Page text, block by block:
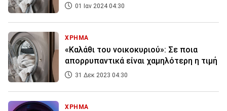
01 Ιαν 2024 04:30
ΧΡΗΜΑ
«Καλάθι του νοικοκυριού»: Σε ποια
απορρυπαντικά είναι χαμηλότερη η τιμή
31 Δεκ 2023 04:30
ΧΡΗΜΑ